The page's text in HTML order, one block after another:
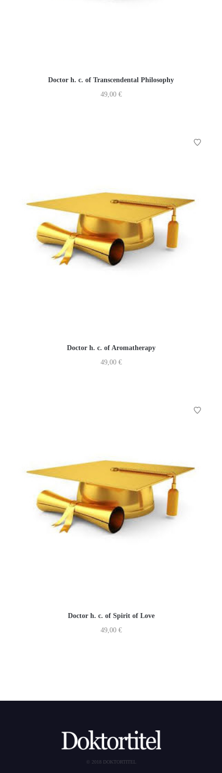
Doctor h. c. of Transcendental Philosophy
49,00 €
Doctor h. c. of Aromatherapy
49,00 €
Doctor h. c. of Spirit of Love
49,00 €
© 2018 DOKTORTITEL